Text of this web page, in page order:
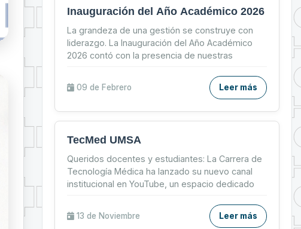
Inauguración del Año Académico 2026
La grandeza de una gestión se construye con
liderazgo. La Inauguración del Año Académico
2026 contó con la presencia de nuestras
09 de Febrero Leer más
TecMed UMSA
Queridos docentes y estudiantes: La Carrera de
Tecnología Médica ha lanzado su nuevo canal
institucional en YouTube, un espacio dedicado
13 de Noviembre Leer más